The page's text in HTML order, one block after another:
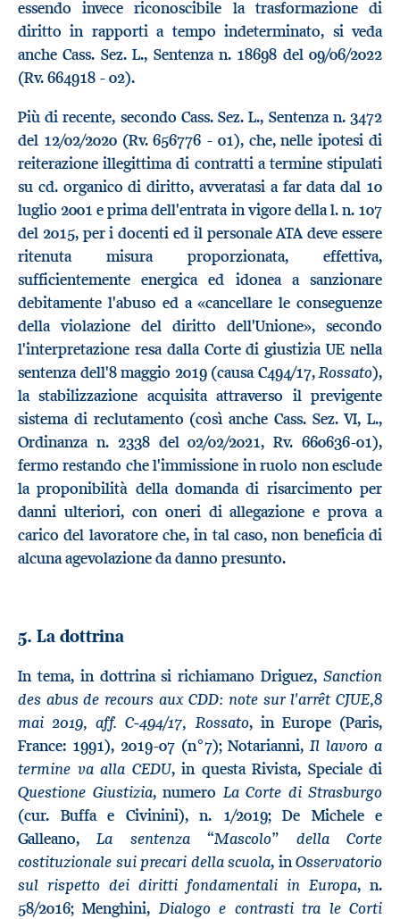
essendo invece riconoscibile la trasformazione di
diritto in rapporti a tempo indeterminato, si veda
anche Cass. Sez. L., Sentenza n. 18698 del 09/06/2022
(Rv. 664918 - 02).
Più di recente, secondo Cass. Sez. L., Sentenza n. 3472
del 12/02/2020 (Rv. 656776 - 01), che, nelle ipotesi di
reiterazione illegittima di contratti a termine stipulati
su cd. organico di diritto, avveratasi a far data dal 10
luglio 2001 e prima dell'entrata in vigore della l. n. 107
del 2015, per i docenti ed il personale ATA deve essere
ritenuta misura proporzionata, effettiva,
sufficientemente energica ed idonea a sanzionare
debitamente l'abuso ed a «cancellare le conseguenze
della violazione del diritto dell'Unione», secondo
l'interpretazione resa dalla Corte di giustizia UE nella
sentenza dell'8 maggio 2019 (causa C494/17,Rossato),
la stabilizzazione acquisita attraverso il previgente
sistema di reclutamento (così anche Cass. Sez. VI, L.,
Ordinanza n. 2338 del 02/02/2021, Rv. 660636-01),
fermo restando che l'immissione in ruolo non esclude
la proponibilità della domanda di risarcimento per
danni ulteriori, con oneri di allegazione e prova a
carico del lavoratore che, in tal caso, non beneficia di
alcuna agevolazione da danno presunto.
5. La dottrina
In tema, in dottrina si richiamano Driguez, Sanction
des abus de recours aux CDD: note sur l'arrêt CJUE,8
mai 2019, aff. C-494/17, Rossato, in Europe (Paris,
France: 1991), 2019-07 (n°7); Notarianni,Il lavoro a
termine va alla CEDU, in questa Rivista, Speciale di
Questione Giustizia, numero La Corte di Strasburgo
(cur. Buffa e Civinini), n. 1/2019; De Michele e
Galleano,La sentenza “Mascolo” della Corte
costituzionale sui precari della scuola, inOsservatorio
sul rispetto dei diritti fondamentali in Europa, n.
58/2016; Menghini, Dialogo e contrasti tra le Corti